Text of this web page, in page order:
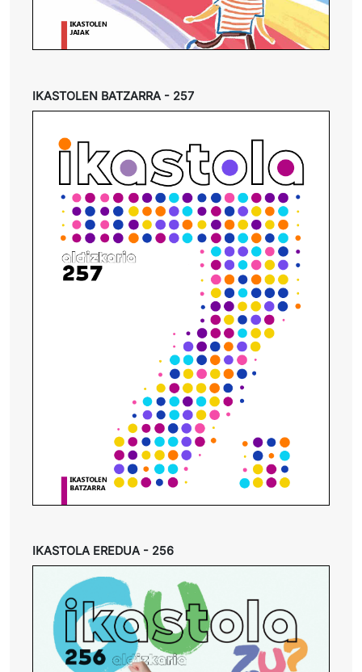
IKASTOLEN BATZARRA - 257
IKASTOLA EREDUA - 256